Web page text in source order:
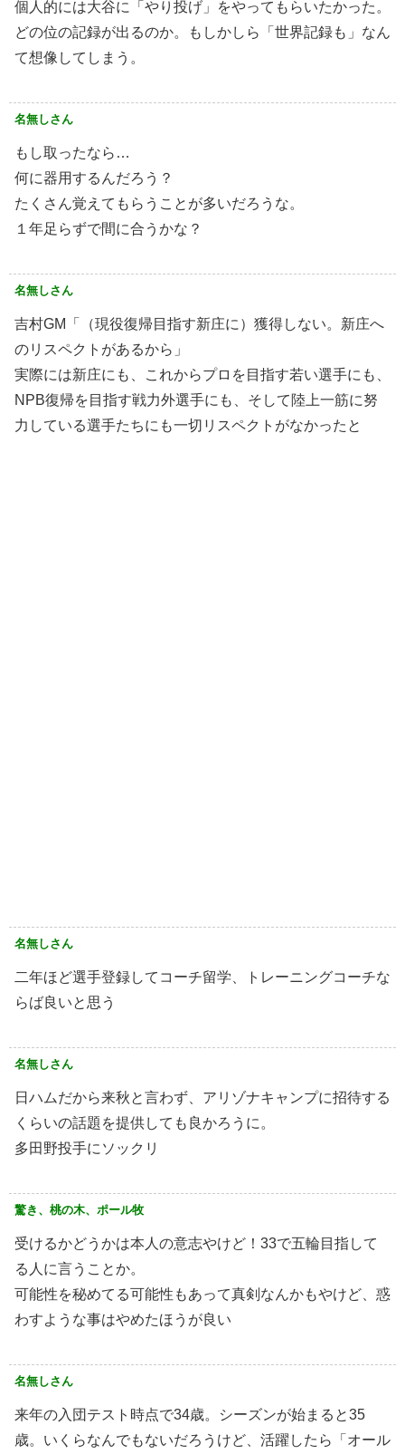
個人的には大谷に「やり投げ」をやってもらいたかった。
どの位の記録が出るのか。もしかしら「世界記録も」なん
て想像してしまう。
名無しさん
もし取ったなら…
何に器用するんだろう？
たくさん覚えてもらうことが多いだろうな。
１年足らずで間に合うかな？
名無しさん
吉村GM「（現役復帰目指す新庄に）獲得しない。新庄へ
のリスペクトがあるから」
実際には新庄にも、これからプロを目指す若い選手にも、
NPB復帰を目指す戦力外選手にも、そして陸上一筋に努
力している選手たちにも一切リスペクトがなかったと
名無しさん
二年ほど選手登録してコーチ留学、トレーニングコーチな
らば良いと思う
名無しさん
日ハムだから来秋と言わず、アリゾナキャンプに招待する
くらいの話題を提供しても良かろうに。
多田野投手にソックリ
驚き、桃の木、ポール牧
受けるかどうかは本人の意志やけど！33で五輪目指して
る人に言うことか。
可能性を秘めてる可能性もあって真剣なんかもやけど、惑
わすような事はやめたほうが良い
名無しさん
来年の入団テスト時点で34歳。シーズンが始まると35
歳。いくらなんでもないだろうけど、活躍したら「オール